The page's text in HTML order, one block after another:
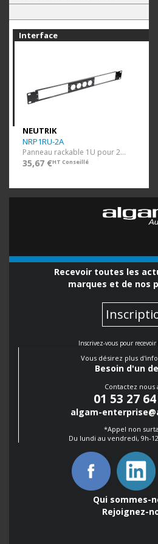
Interface
NEUTRIK
NRP1RU-2A
Panneau rackable 1U pour 2 NA2-IO-D
35,67 €HT Conseillé
Recevoir toutes les
marques et de nos
Inscrivez-vous pour
Vous désirez plus
Besoin d'un
Contactez nous
01 53 27
algam-
*Appel non
Du lundi au vendredi, 9h-
Qui sommes-
Rejoignez-